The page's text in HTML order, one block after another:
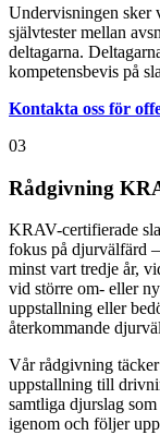
Undervisningen sker
självtester mellan
deltagarna.
kompetensbevis på
Kontakta oss för
03
Rådgivning
KRAV-certifierade
fokus på djurvälfärd
minst vart tredje år,
vid större om- eller
uppstallning eller
återkommande
Vår rådgivning
uppstallning till
samtliga djurslag
igenom och följer